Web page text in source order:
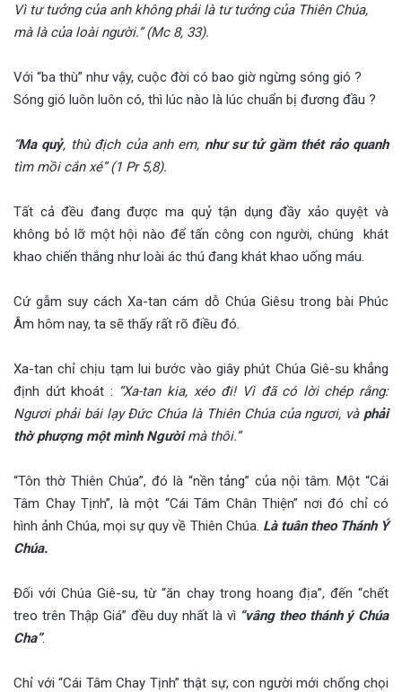
Vì tư tưởng của anh không phải là tư tưởng của Thiên Chúa,
mà là của loài người.” (Mc 8, 33).
Với “ba thù” như vậy, cuộc đời có bao giờ ngừng sóng gió ?
Sóng gió luôn luôn có, thì lúc nào là lúc chuẩn bị đương đầu ?
“Ma quỷ, thù địch của anh em, như sư tửgầm thét rảo quanh
tìm mồi cắn xé” (1 Pr 5,8).
Tất cả đều đang được ma quỷ tận dụng đầy xảo quyệt và
không bỏ lỡ một hội nào để tấn công con người, chúng khát
khao chiến thắng như loài ác thú đang khát khao uống máu.
Cứ gẫm suy cách Xa-tan cám dỗ Chúa Giêsu trong bài Phúc
Âm hôm nay, ta sẽ thấy rất rõ điều đó.
Xa-tan chỉ chịu tạm lui bước vào giây phút Chúa Giê-su khẳng
định dứt khoát : “Xa-tan kia, xéo đi! Vì đã có lời chép rằng:
Ngươi phải bái lạy Đức Chúa là Thiên Chúa của ngươi, và phải
thờ phượng một mình Ngườimà thôi.”
“Tôn thờ Thiên Chúa”, đó là “nền tảng” của nội tâm. Một “Cái
Tâm Chay Tịnh”, là một “Cái Tâm Chân Thiện” nơi đó chỉ có
hình ảnh Chúa, mọi sự quy về Thiên Chúa. Là tuân theo Thánh Ý
Chúa.
Đối với Chúa Giê-su, từ “ăn chay trong hoang địa”, đến “chết
treo trên Thập Giá” đều duy nhất là vì “vâng theo thánh ý Chúa
Cha”.
Chỉ với “Cái Tâm Chay Tịnh” thật sự, con người mới chống chọi